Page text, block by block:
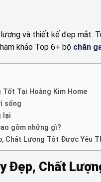
và thiết kế đẹp mắt.
khảo Top 6+ bộ chăn
Tốt Tại Hoàng Kim Home
sống
lại
gồm những gì?
Chất Lượng Tốt Được Yêu
Đẹp, Chất